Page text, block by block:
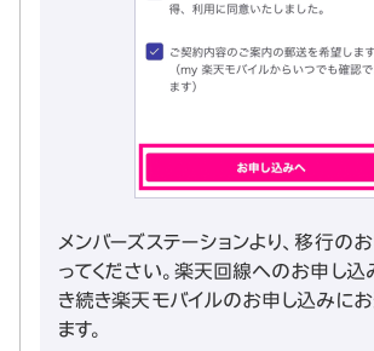
メンバーズステーションより、移行の
ってください。楽天回線へのお申し込
き続き楽天モバイルのお申し込みに
ます。